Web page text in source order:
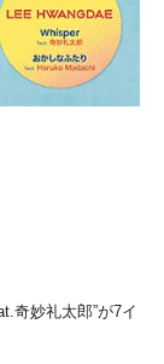
奇妙礼太郎”が7イ